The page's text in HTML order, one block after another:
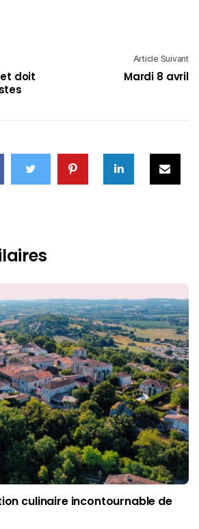
doit
Article Suivant
Mardi 8 avril
culinaire incontournable de